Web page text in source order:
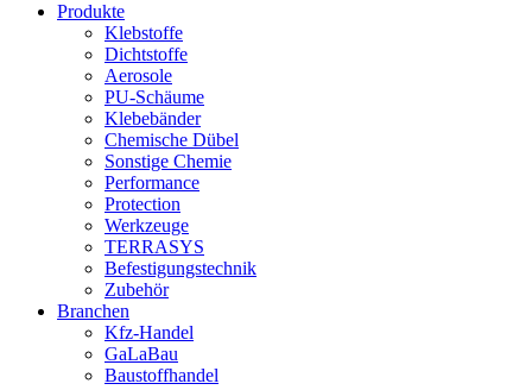
Produkte
Klebstoffe
Dichtstoffe
Aerosole
PU-Schäume
Klebebänder
Chemische Dübel
Sonstige Chemie
Performance
Protection
Werkzeuge
TERRASYS
Befestigungstechnik
Zubehör
Branchen
Kfz-Handel
GaLaBau
Baustoffhandel